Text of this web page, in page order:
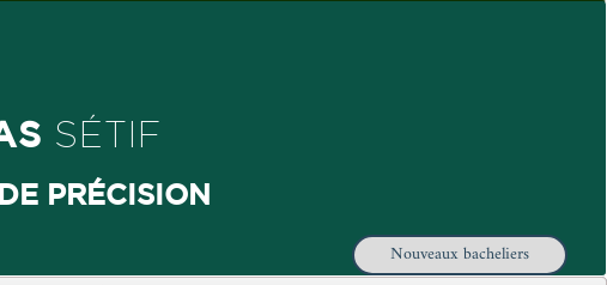
SÉTIF
PRÉCISION
Nouveaux bacheliers